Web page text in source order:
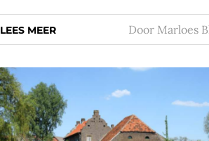
LEES MEER Door Marloes